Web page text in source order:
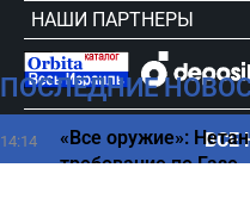
ПОСЛЕДНИЕ
14:14
«Все оружие»:
требование по Газе
ВСЕ
НАШИ ПАРТНЕРЫ
сursorinfo.co.il © Все